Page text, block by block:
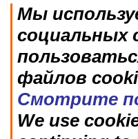
Мы
социальных
файлов
Смотрите
We use